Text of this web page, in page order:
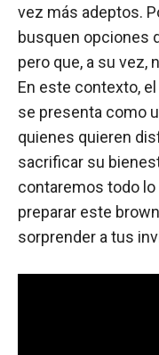
vez más adeptos.
busquen opciones
pero que, a su vez,
En este contexto,
se presenta como
quienes quieren
sacrificar su
contaremos todo
preparar este
sorprender a tus